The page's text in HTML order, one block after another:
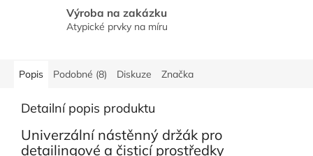
Výroba na zakázku
Atypické prvky na míru
Popis Podobné (8) Diskuze Značka
Detailní popis produktu
Univerzální nástěnný držák pro
detailingové a čisticí prostředky